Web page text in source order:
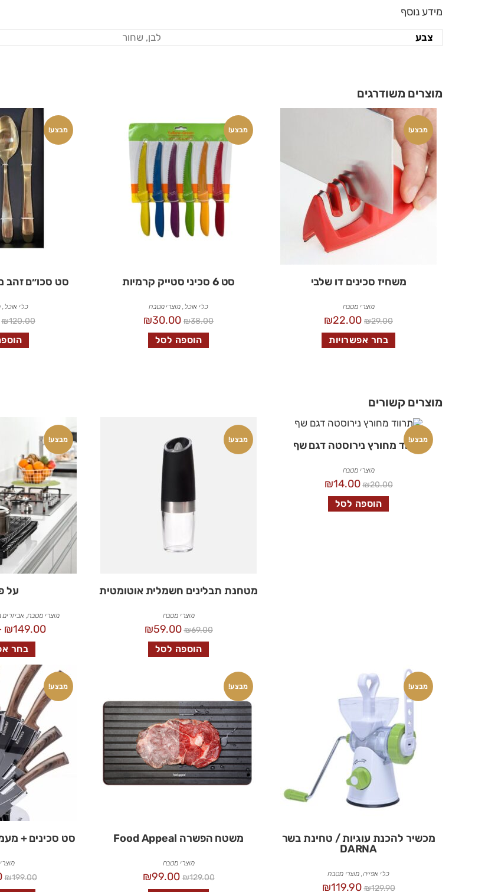
מידע נוסף
צבע לבן, שחור
מוצרים משודרגים
מבצע!
משחיז סכינים דו שלבי
מוצרי מטבח
₪29.00
₪22.00
בחר אפשרויות
מבצע!
סט 6 סכיני סטייק קרמיות
כלי אוכל,מוצרי מטבח
₪38.00
₪30.00
הוספה לסל
מבצע!
סט סכו״ם זהב מהודר
כלי אוכל,
₪120.00
מוצרים קשורים
מבצע!
תרווד מחורץ נירוסטה דגם שף
מוצרי מטבח
₪20.00
₪14.00
הוספה לסל
מבצע!
מטחנת תבלינים חשמלית אוטומטית
מוצרי מטבח
₪69.00
₪59.00
הוספה לסל
מבצע!
על
מוצרי מטבח,אביזרים
₪149.00
בחר
מבצע!
מכשיר להכנת עוגיות / טחינת בשר
DARNA
כלי אפייה, מוצרי מטבח
₪129.90
₪119.90
מבצע!
משטח הפשרה Food Appeal
מוצרי מטבח
₪129.00
₪99.00
מבצע!
סט סכינים +
₪199.00